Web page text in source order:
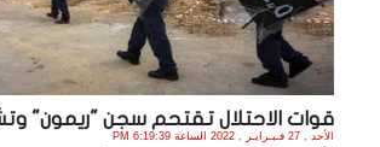
قوات الاحتلال تقتحم سجن "ريمون"
الأحد , 27 فـبـرايـر , 2022 الساعة 6:19:39 PM